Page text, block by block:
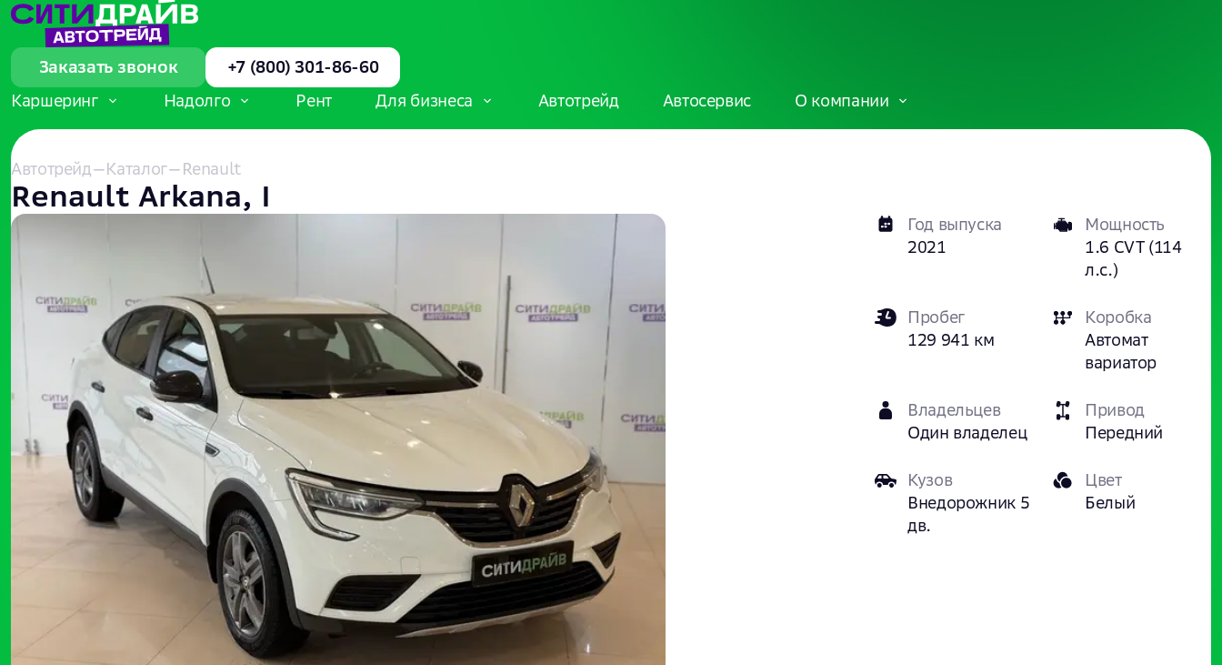
Заказать звонок
+7 (800) 301-86-60
Каршеринг
Надолго Рент Для бизнеса Автотрейд Автосервис О компании
Автотрейд—Каталог—Renault
Renault Arkana, I
Год выпуска
2021
Пробег
129 941 км
Владельцев
Один владелец
Кузов
Внедорожник 5
дв.
Мощность
1.6 CVT (114
л.с.)
Коробка
Автомат
вариатор
Привод
Передний
Цвет
Белый